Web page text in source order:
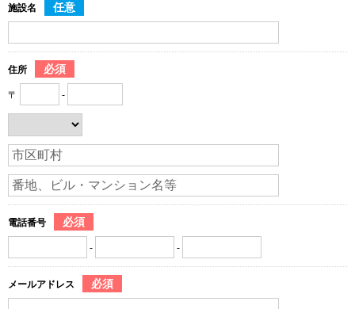
施設名 任意
住所 必須
〒 -
電話番号 必須
- -
メールアドレス 必須